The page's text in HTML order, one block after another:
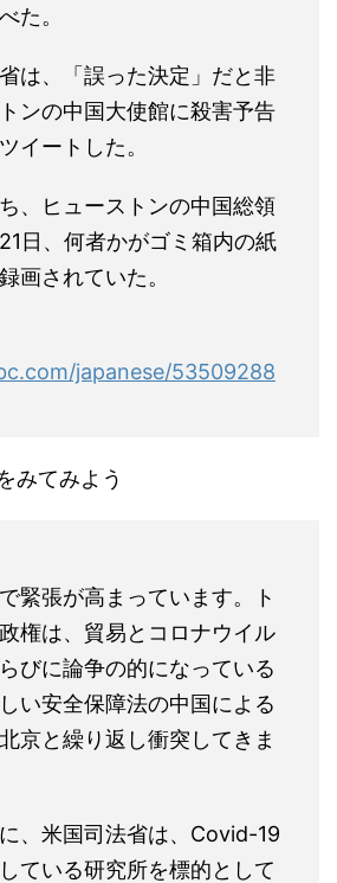
た。
は、「誤った決定」だと非
ンの中国大使館に殺害予告
イートした。
、ヒューストンの中国総領
日、何者かがゴミ箱内の紙
画されていた。
japanese/53509288
みてみよう
緊張が高まっています。ト
権は、貿易とコロナウイル
びに論争の的になっている
い安全保障法の中国による
京と繰り返し衝突してきま
、米国司法省は、Covid-19
ている研究所を標的として